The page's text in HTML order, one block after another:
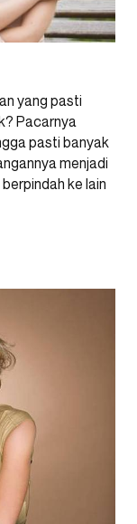
yang pasti
Pacarnya
pasti banyak
menjadi
ke lain